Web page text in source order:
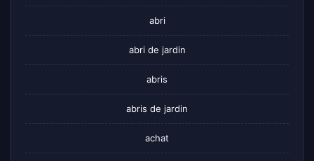
abri
abri de jardin
abris
abris de jardin
achat